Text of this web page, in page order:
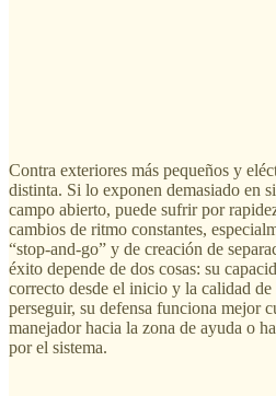
Contra exteriores más pequeños y
distinta. Si lo exponen demasiado en
campo abierto, puede sufrir por
cambios de ritmo constantes,
“stop-and-go” y de creación de
éxito depende de dos cosas: su
correcto desde el inicio y la calidad
perseguir, su defensa funciona mejor
manejador hacia la zona de ayuda o
por el sistema.